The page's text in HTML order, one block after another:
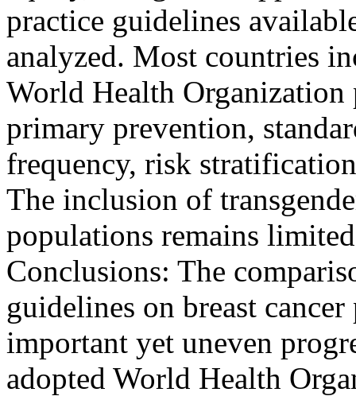
practice guidelines
analyzed. Most countries
World Health
primary prevention,
frequency, risk
The inclusion of
populations remains
Conclusions: The
guidelines on breast
important yet uneven
adopted World Health